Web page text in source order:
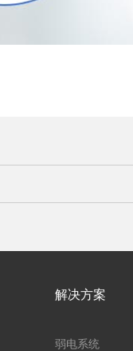
解决方案
弱电系统